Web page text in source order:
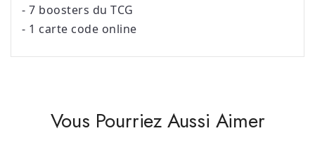
- 7 boosters du TCG
- 1 carte code online
Vous Pourriez Aussi Aimer